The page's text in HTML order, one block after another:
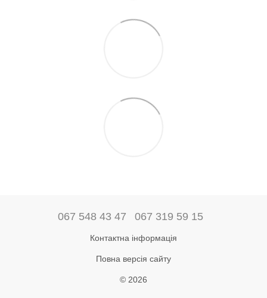
067 548 43 47 067 319 59 15
Контактна інформація
Повна версія сайту
© 2026